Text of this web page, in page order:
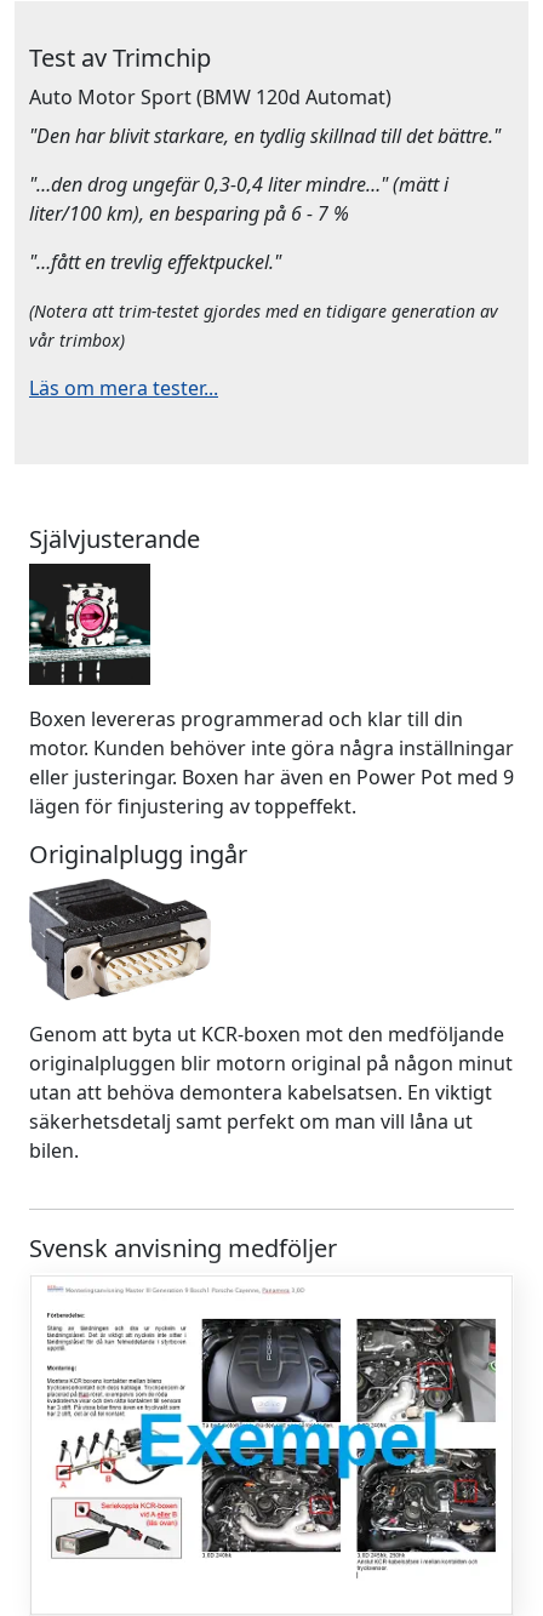
Test av Trimchip
Auto Motor Sport(BMW 120d Automat)
"Den har blivit starkare, en tydlig skillnad till det bättre."
"…den drog ungefär 0,3-0,4 liter mindre…" (mätt i
liter/100 km), en besparing på 6 - 7 %
"…fått en trevlig effektpuckel."
(Notera att trim-testet gjordes med en tidigare generation av
vår trimbox)
Läs om mera tester...
Självjusterande
Boxen levereras programmerad och klar till din
motor. Kunden behöver inte göra några inställningar
eller justeringar. Boxen har även en Power Pot med 9
lägen för finjustering av toppeffekt.
Originalplugg ingår
Genom att byta ut KCR-boxen mot den medföljande
originalpluggen blir motorn original på någon minut
utan att behöva demontera kabelsatsen. En viktigt
säkerhetsdetalj samt perfekt om man vill låna ut
bilen.
Svensk anvisning medföljer